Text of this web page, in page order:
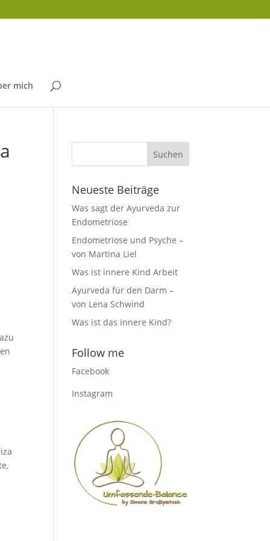
mich
Neueste Beiträge
Was sagt der Ayurveda zur
Endometriose
Endometriose und Psyche –
von Martina Liel
Was ist innere Kind Arbeit
Ayurveda für den Darm –
von Lena Schwind
Was ist das innere Kind?
Follow me
Facebook
Instagram